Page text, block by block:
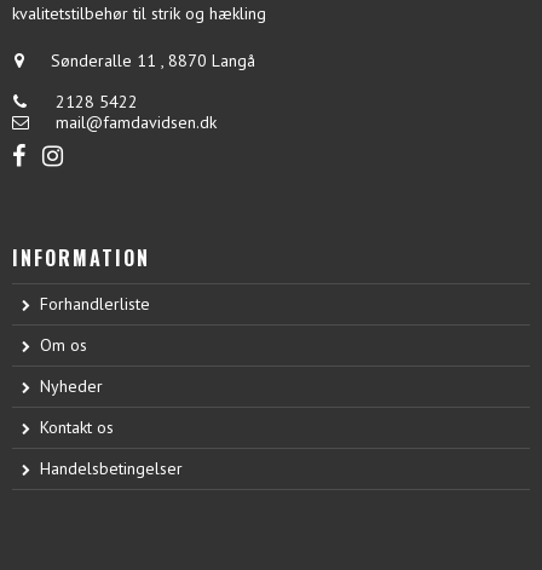
kvalitetstilbehør til strik og hækling
Sønderalle 11 , 8870 Langå
2128 5422
mail@famdavidsen.dk
INFORMATION
Forhandlerliste
Om os
Nyheder
Kontakt os
Handelsbetingelser